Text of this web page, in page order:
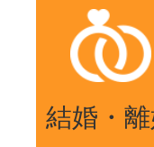
結婚・